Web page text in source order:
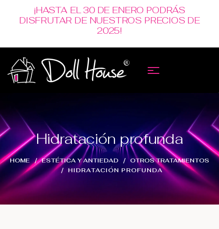
¡HASTA EL 30 DE ENERO PODRÁS
DISFRUTAR DE NUESTROS PRECIOS DE
2025!
Hidratación profunda
HOME ESTÉTICA Y ANTIEDAD
OTROS TRATAMIENTOS
HIDRATACIÓN PROFUNDA